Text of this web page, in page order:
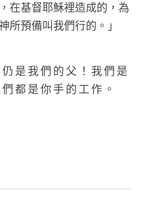
在基督耶穌裡造成的，為
所預備叫我們行的。」
是 我 們 的 父 ！ 我 們 是
都 是 你 手 的 工 作 。